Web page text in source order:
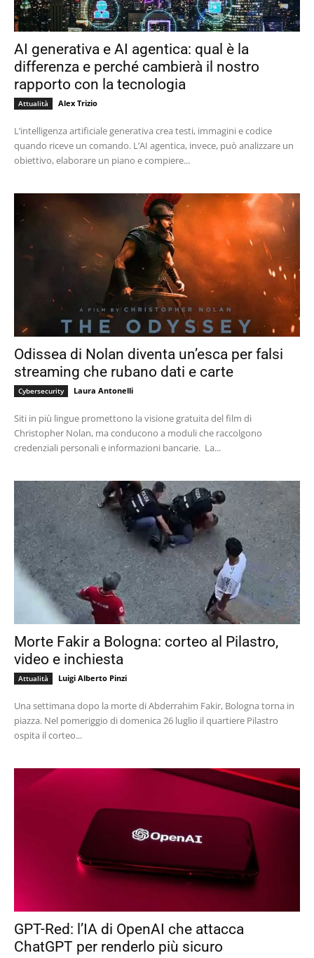
AI generativa e AI agentica: qual è la
differenza e perché cambierà il nostro
rapporto con la tecnologia
Attualità Alex Trizio
L’intelligenza artificiale generativa crea testi, immagini e codice
quando riceve un comando. L’AI agentica, invece, può analizzare un
obiettivo, elaborare un piano e compiere...
Odissea di Nolan diventa un’esca per falsi
streaming che rubano dati e carte
Cybersecurity Laura Antonelli
Siti in più lingue promettono la visione gratuita del film di
Christopher Nolan, ma conducono a moduli che raccolgono
credenziali personali e informazioni bancarie. La...
Morte Fakir a Bologna: corteo al Pilastro,
video e inchiesta
Attualità Luigi Alberto Pinzi
Una settimana dopo la morte di Abderrahim Fakir, Bologna torna in
piazza. Nel pomeriggio di domenica 26 luglio il quartiere Pilastro
ospita il corteo...
GPT-Red: l’IA di OpenAI che attacca
ChatGPT per renderlo più sicuro